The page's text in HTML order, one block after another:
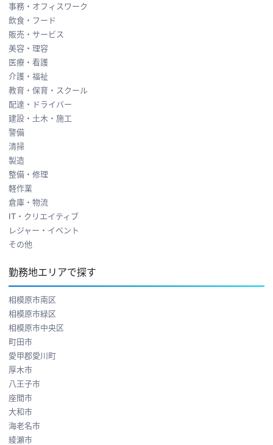
事務・オフィスワーク
飲食・フード
販売・サービス
美容・理容
医療・看護
介護・福祉
教育・保育・スクール
配達・ドライバー
建設・土木・施工
警備
清掃
製造
整備・修理
軽作業
倉庫・物流
IT・クリエイティブ
レジャー・イベント
その他
勤務地エリアで探す
相模原市南区
相模原市緑区
相模原市中央区
町田市
愛甲郡愛川町
厚木市
八王子市
座間市
大和市
海老名市
綾瀬市